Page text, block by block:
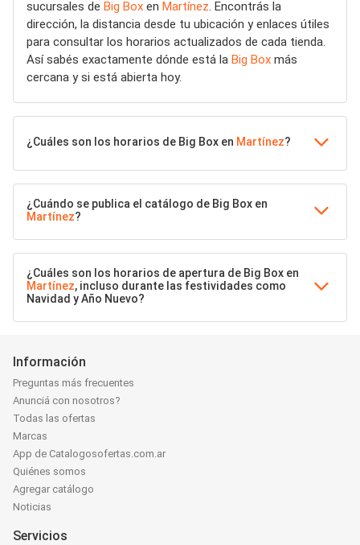
sucursales de Big Box en Martínez. Encontrás la
dirección, la distancia desde tu ubicación y enlaces útiles
para consultar los horarios actualizados de cada tienda.
Así sabés exactamente dónde está la Big Box más
cercana y si está abierta hoy.
¿Cuáles son los horarios de Big Box en Martínez?
¿Cuándo se publica el catálogo de Big Box en
Martínez?
¿Cuáles son los horarios de apertura de Big Box en
Martínez, incluso durante las festividades como
Navidad y Año Nuevo?
Información
Preguntas más frecuentes
Anunciá con nosotros?
Todas las ofertas
Marcas
App de Catalogosofertas.com.ar
Quiénes somos
Agregar catálogo
Noticias
Servicios